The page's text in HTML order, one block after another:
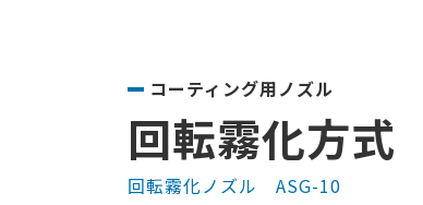
コーティング用ノズル
回転霧化方式
回転霧化ノズル ASG-10